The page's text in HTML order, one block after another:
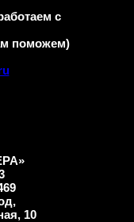
10
с
поможем)